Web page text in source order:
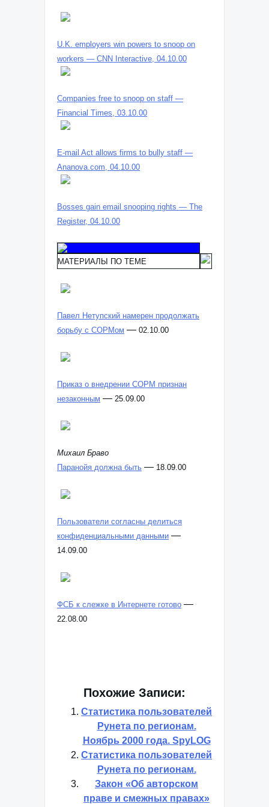
U.K. employers win powers to snoop on
workers — CNN Interactive, 04.10.00
Companies free to snoop on staff —
Financial Times, 03.10.00
E-mail Act allows firms to bully staff —
Ananova.com, 04.10.00
Bosses gain email snooping rights — The
Register, 04.10.00
МАТЕРИАЛЫ ПО ТЕМЕ
Павел Нетупский намерен продолжать
борьбу с СОРМом — 02.10.00
Приказ о внедрении СОРМ признан
незаконным — 25.09.00
Михаил Браво
Паранойя должна быть — 18.09.00
Пользователи согласны делиться
конфиденциальными данными —
14.09.00
ФСБ к слежке в Интернете готово —
22.08.00
Похожие Записи:
Статистика пользователей
Рунета по регионам.
Ноябрь 2000 года. SpyLOG
Статистика пользователей
Рунета по регионам.
Закон «Об авторском
праве и смежных правах»